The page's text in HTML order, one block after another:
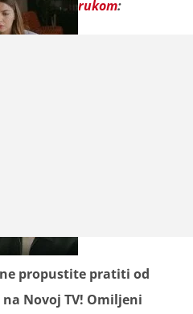
za Dorukom:
propustite pratiti od
na Novoj TV! Omiljeni